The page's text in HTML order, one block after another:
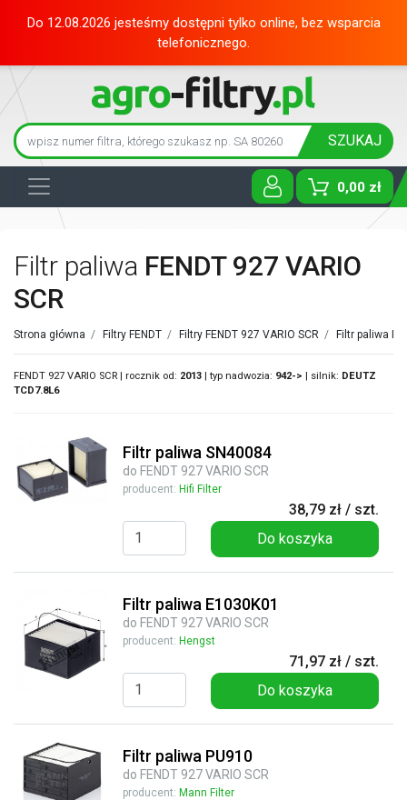
Do 12.08.2026 jesteśmy dostępni tylko online, bez wsparcia
telefonicznego.
SZUKAJ
0,00 zł
Toggle
Filtr paliwa FENDT 927 VARIO
SCR
Strona główna / Filtry FENDT / Filtry FENDT 927 VARIO SCR / Filtr paliwa
FENDT 927 VARIO SCR | rocznik od: 2013 | typ nadwozia: 942-> | silnik: DEUTZ
TCD7.8L6
Filtr paliwa SN40084
do FENDT 927 VARIO SCR
producent: Hifi Filter
38,79 zł / szt.
Do koszyka
Filtr paliwa E1030K01
do FENDT 927 VARIO SCR
producent: Hengst
71,97 zł / szt.
Do koszyka
Filtr paliwa PU910
do FENDT 927 VARIO SCR
producent: Mann Filter